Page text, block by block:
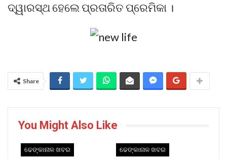
ଦ୍ୱାରସ୍ଥ ହେଲେ ପ୍ରତାରିତ ପ୍ରେମିକା ।
Share
You Might Also Like
ଢେଙ୍କାନାଳ ଖବର ଢେଙ୍କାନାଳ ଖବର